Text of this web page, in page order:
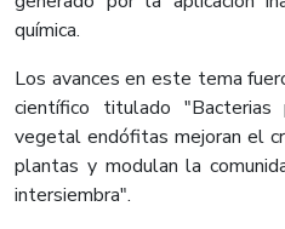
química.
Los avances en este tema
científico titulado "Bacterias
vegetal endófitas mejoran el
plantas y modulan la
intersiembra".